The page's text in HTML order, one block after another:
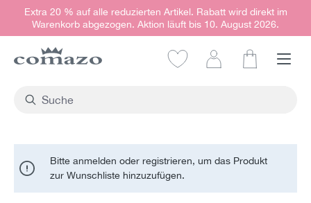
springen
Extra 20 % auf alle reduzierten Artikel. Rabatt wird direkt im
Warenkorb abgezogen. Aktion läuft bis 10. August 2026.
Bitte anmelden oder registrieren, um das Produkt
zur Wunschliste hinzuzufügen.